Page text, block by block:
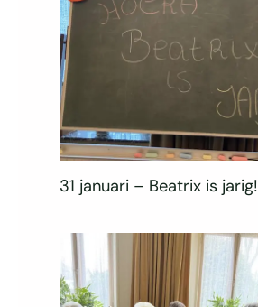
31 januari – Beatrix is jarig!